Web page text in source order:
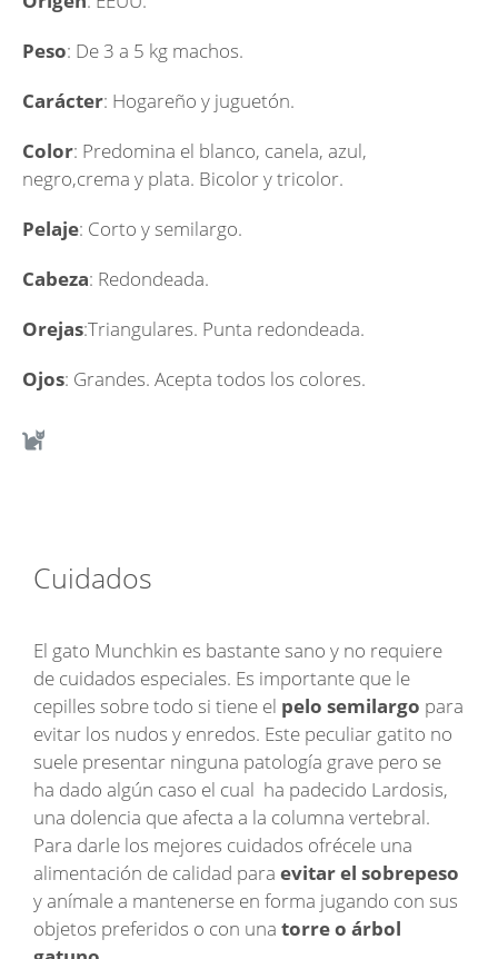
Peso: De 3 a 5 kg machos.
Carácter: Hogareño y juguetón.
Color: Predomina el blanco, canela, azul,
negro,crema y plata. Bicolor y tricolor.
Pelaje: Corto y semilargo.
Cabeza: Redondeada.
Orejas:Triangulares. Punta redondeada.
Ojos: Grandes. Acepta todos los colores.
Cuidados
El gato Munchkin es bastante sano y no requiere
de cuidados especiales. Es importante que le
cepilles sobre todo si tiene el pelo semilargo para
evitar los nudos y enredos. Este peculiar gatito no
suele presentar ninguna patología grave pero se
ha dado algún caso el cual ha padecido Lardosis,
una dolencia que afecta a la columna vertebral.
Para darle los mejores cuidados ofrécele una
alimentación de calidad para evitar el sobrepeso
y anímale a mantenerse en forma jugando con sus
objetos preferidos o con una torre o árbol